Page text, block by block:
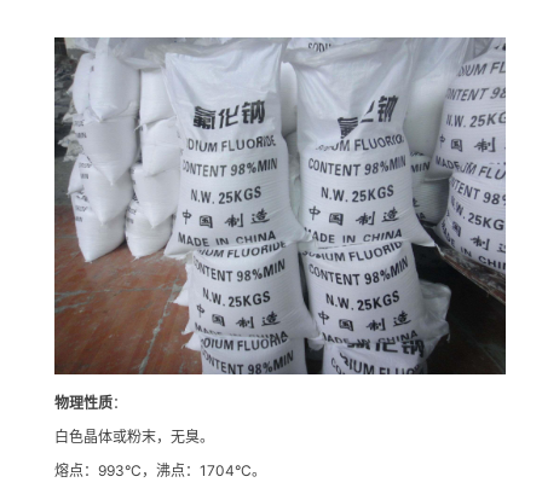
物理性质：
白色晶体或粉末，无臭。
熔点：993°C，沸点：1704°C。